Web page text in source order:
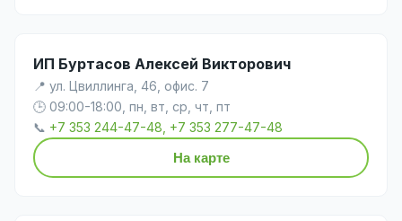
ИП Буртасов Алексей Викторович
📍 ул. Цвиллинга, 46, офис. 7
🕒 09:00-18:00, пн, вт, ср, чт, пт
📞 +7 353 244-47-48, +7 353 277-47-48
На карте